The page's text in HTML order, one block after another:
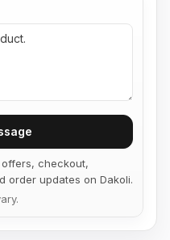
checkout,
order updates on Dakoli.